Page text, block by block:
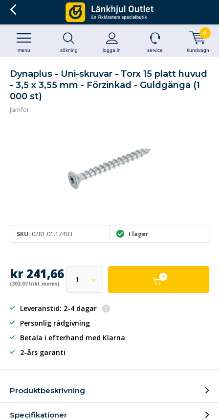
sökning logga in
menu service kundvagn
0
Dynaplus - Uni-skruvar - Torx 15 platt huvud
- 3,5 x 3,55 mm - Förzinkad - Guldgänga (1
000 st)
Jämför
SKU: 0281.01.17403 I lager
kr 241,66
(302,07 Inkl. moms)
Leveranstid: 2-4 dagar
Personlig rådgivning
Betala i efterhand med Klarna
2-års garanti
Produktbeskrivning
Specifikationer